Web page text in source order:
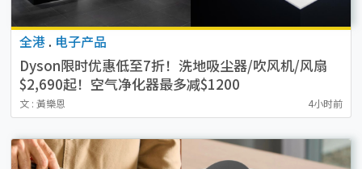
全港 . 电子产品
Dyson限时优惠低至7折！洗地吸尘器/吹风机/风扇
$2,690起！空气净化器最多减$1200
文 : 黃樂恩 4小时前